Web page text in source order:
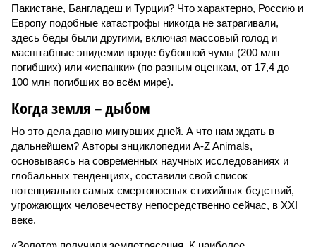
Пакистане, Бангладеш и Турции? Что характерно, Россию и
Европу подобные катастрофы никогда не затрагивали,
здесь беды были другими, включая массовый голод и
масштабные эпидемии вроде бубонной чумы (200 млн
погибших) или «испанки» (по разным оценкам, от 17,4 до
100 млн погибших во всём мире).
Когда земля – дыбом
Но это дела давно минувших дней. А что нам ждать в
дальнейшем? Авторы энциклопедии A-Z Animals,
основываясь на современных научных исследованиях и
глобальных тенденциях, составили свой список
потенциально самых смертоносных стихийных бедствий,
угрожающих человечеству непосредственно сейчас, в XXI
веке.